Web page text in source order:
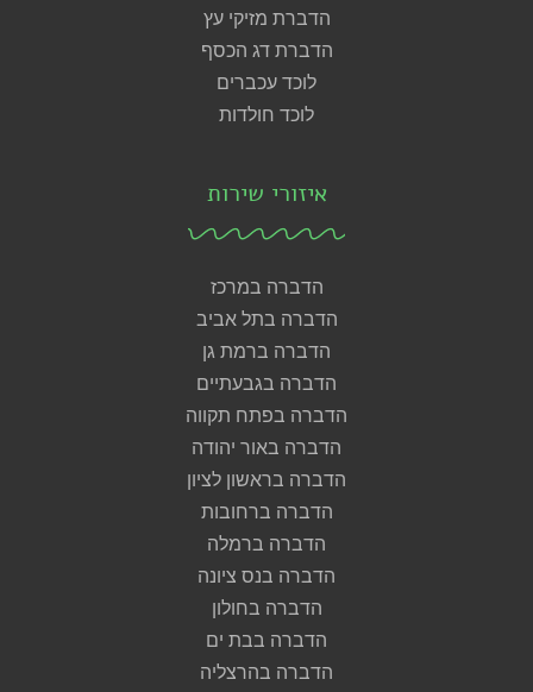
הדברת מזיקי עץ
הדברת דג הכסף
לוכד עכברים
לוכד חולדות
איזורי שירות
הדברה במרכז
הדברה בתל אביב
הדברה ברמת גן
הדברה בגבעתיים
הדברה בפתח תקווה
הדברה באור יהודה
הדברה בראשון לציון
הדברה ברחובות
הדברה ברמלה
הדברה בנס ציונה
הדברה בחולון
הדברה בבת ים
הדברה בהרצליה